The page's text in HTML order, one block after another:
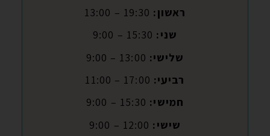
ראשון:
שני:
שלישי:
רביעי:
חמישי:
שישי: